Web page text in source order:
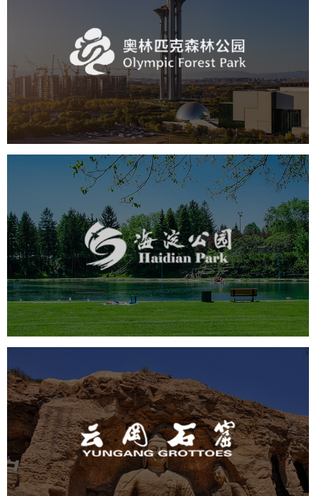
奥体森林公园
旅游休闲 公园 AI人工智能
智慧公园
智慧体育公园
智能步道 智能大数据平台
海淀公园
旅游休闲 公园 AI人工智能 智慧公园
智能步道
智能大数据平台
AR太极 智能语音亭
云冈石窟
旅游休闲 景区网站建设 品牌官网
网页设计
景区